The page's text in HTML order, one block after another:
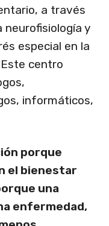
a través
neurofisiología y
especial en la
centro
informáticos,
porque
el bienestar
una
enfermedad,